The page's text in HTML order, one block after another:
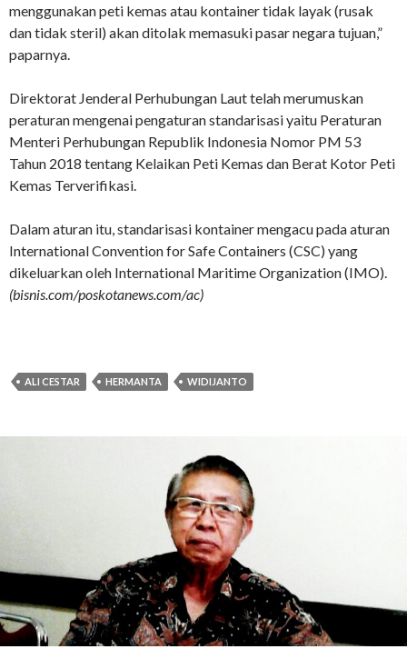
menggunakan peti kemas atau kontainer tidak layak (rusak
dan tidak steril) akan ditolak memasuki pasar negara tujuan,”
paparnya.
Direktorat Jenderal Perhubungan Laut telah merumuskan
peraturan mengenai pengaturan standarisasi yaitu Peraturan
Menteri Perhubungan Republik Indonesia Nomor PM 53
Tahun 2018 tentang Kelaikan Peti Kemas dan Berat Kotor Peti
Kemas Terverifikasi.
Dalam aturan itu, standarisasi kontainer mengacu pada aturan
International Convention for Safe Containers (CSC) yang
dikeluarkan oleh International Maritime Organization (IMO).
(bisnis.com/poskotanews.com/ac)
ALI CESTAR HERMANTA WIDIJANTO